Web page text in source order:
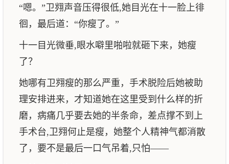
“嗯。”卫翙声音压得很低,她目光在十一脸上徘
徊，最后道：“你瘦了。”
十一目光微垂,眼水噼里啪啦就砸下来，她瘦
了？
她哪有卫翙瘦的那么严重，手术脱险后她被助
理安排进来，才知道她在这里受到什么样的折
磨，病痛几乎要去她的半条命，差点撑不到上
手术台,卫翙何止是瘦，她整个人精神气都消散
了，要不是最后一口气吊着,只怕——